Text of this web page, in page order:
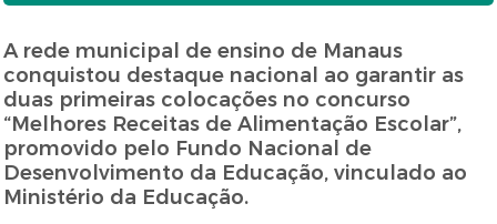
A rede municipal de ensino de Manaus
conquistou destaque nacional ao garantir as
duas primeiras colocações no concurso
“Melhores Receitas de Alimentação Escolar”,
promovido pelo Fundo Nacional de
Desenvolvimento da Educação, vinculado ao
Ministério da Educação.